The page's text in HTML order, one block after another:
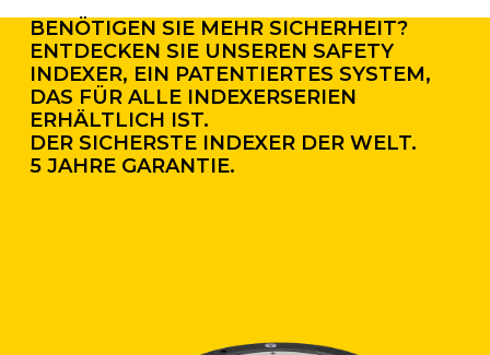
BENÖTIGEN SIE MEHR SICHERHEIT?
ENTDECKEN SIE UNSEREN SAFETY
INDEXER, EIN PATENTIERTES SYSTEM,
DAS FÜR ALLE INDEXERSERIEN
ERHÄLTLICH IST.
DER SICHERSTE INDEXER DER WELT.
5 JAHRE GARANTIE.